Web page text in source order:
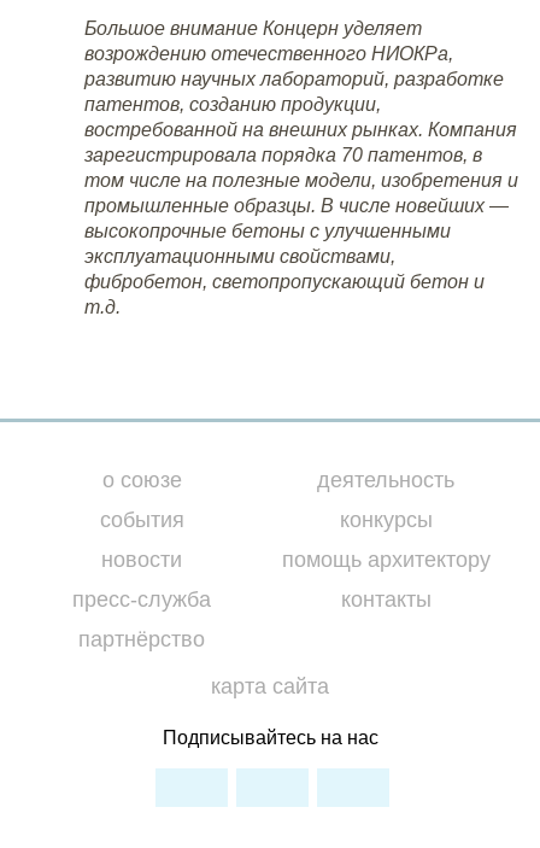
Большое внимание Концерн уделяет
возрождению отечественного НИОКРа,
развитию научных лабораторий, разработке
патентов, созданию продукции,
востребованной на внешних рынках. Компания
зарегистрировала порядка 70 патентов, в
том числе на полезные модели, изобретения и
промышленные образцы. В числе новейших —
высокопрочные бетоны с улучшенными
эксплуатационными свойствами,
фибробетон, светопропускающий бетон и
т.д.
о союзе
события
новости
пресс-служба
партнёрство
деятельность
конкурсы
помощь архитектору
контакты
карта сайта
Подписывайтесь на нас